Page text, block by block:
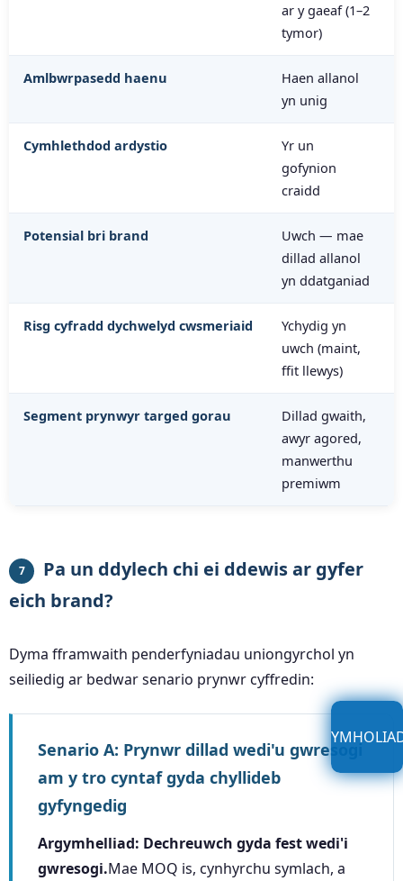
ar y gaeaf (1–2
tymor)
Amlbwrpasedd haenu
Haen allanol
yn unig
Cymhlethdod ardystio
Yr un
gofynion
craidd
Potensial bri brand
Uwch — mae
dillad allanol
yn ddatganiad
Risg cyfradd dychwelyd cwsmeriaid
Ychydig yn
uwch (maint,
ffit llewys)
Segment prynwyr targed gorau
Dillad gwaith,
awyr agored,
manwerthu
premiwm
7
Pa un ddylech chi ei ddewis ar gyfer
eich brand?
Dyma fframwaith penderfyniadau uniongyrchol yn
seiliedig ar bedwar senario prynwr cyffredin:
Senario A: Prynwr dillad wedi'u gwresogi
am y tro cyntaf gyda chyllideb
gyfyngedig
Argymhelliad: Dechreuwch gyda fest wedi'i
gwresogi.Mae MOQ is, cynhyrchu symlach, a